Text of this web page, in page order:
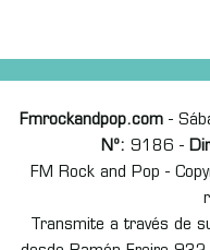
Fmrockandpop.com-
Nº: 9186 -
FM Rock and Pop -
Transmite a través de